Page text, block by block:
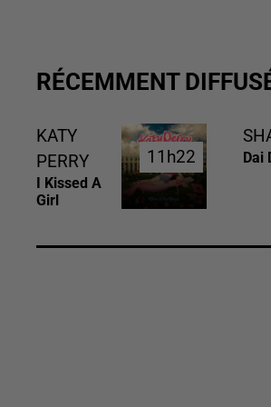
RÉCEMMENT
KATY
PERRY
I Kissed A
Girl
11h22
11h22 Dai